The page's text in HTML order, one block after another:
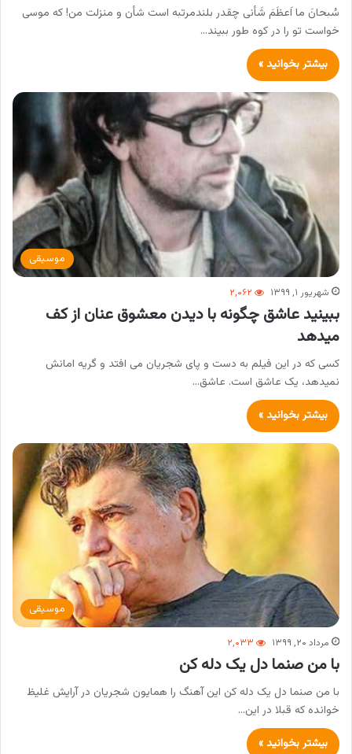
سُبحانَ ما اَعظَمَ شَأنی چقدر بلندمرتبه است شأن و منزلت من! که موسی
خواست تو را در کوه طور ببیند…
بیشتر بخوانید »
موسیقی
شهریور ۱, ۱۳۹۹ ۲,۰۶۲
ببینید عاشق چگونه با دیدن معشوق عنان از کف
میدهد
کسی که در این فیلم به دست و پای شجریان می افتد و گریه امانش
نمیدهد، یک عاشق است. عاشق…
بیشتر بخوانید »
موسیقی
مرداد ۲۰, ۱۳۹۹ ۲,۰۳۳
با من صنما دل یک دله کن
با من صنما دل یک دله کن این آهنگ را همایون شجریان در آرایش غلیظ
خوانده که قبلا در این…
بیشتر بخوانید »